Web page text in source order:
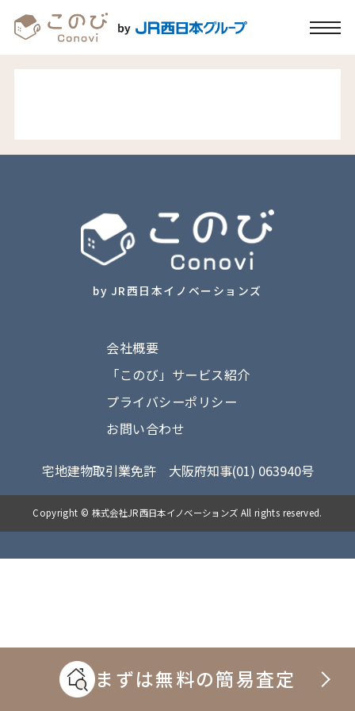
by JR西日本イノベーションズ
会社概要
「このび」サービス紹介
プライバシーポリシー
お問い合わせ
宅地建物取引業免許 大阪府知事(01) 063940号
Copyright © 株式会社JR西日本イノベーションズ All rights reserved.
まずは無料の簡易査定